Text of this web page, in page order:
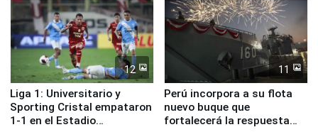
12
Liga 1: Universitario y
Sporting Cristal empataron
1-1 en el Estadio
11
Perú incorpora a su flota
nuevo buque que
fortalecerá la respuesta